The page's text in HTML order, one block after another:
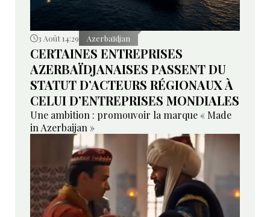
3 Août 14:29 Azerbaïdjan
CERTAINES ENTREPRISES
AZERBAÏDJANAISES PASSENT DU
STATUT D’ACTEURS RÉGIONAUX À
CELUI D’ENTREPRISES MONDIALES
Une ambition : promouvoir la marque « Made
in Azerbaijan »